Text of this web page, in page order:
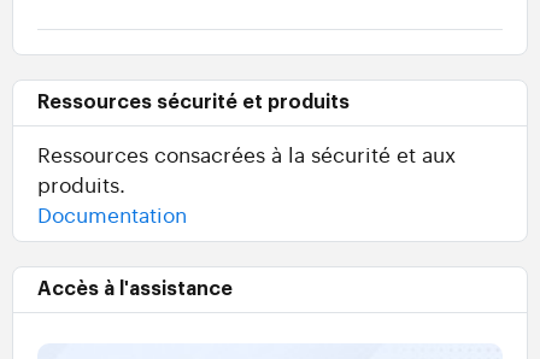
Ressources sécurité et produits
Ressources consacrées à la sécurité et aux
produits.
Documentation
Accès à l'assistance